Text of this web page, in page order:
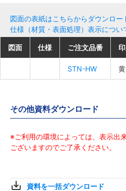
図面の表紙はこちらからダウンロー
仕様（材質・表面処理）表示につい
図面 仕様 ご注文品番
STN-HW
図面 仕様 ご注文品番
STN-HW
図面 仕様 ご注文品番
STN-HW
図面 仕様 ご注文品番
STN-HW
その他資料ダウンロード
※ご利用の環境によっては、表示出
ございますのでご了承ください。
資料を一括ダウンロード